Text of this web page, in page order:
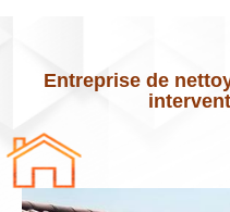
Entreprise de